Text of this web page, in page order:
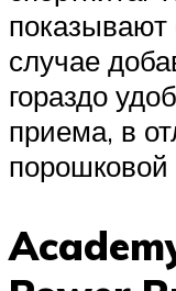
случае
гораздо
приема, в